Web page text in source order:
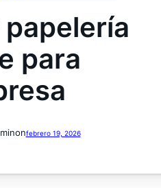
para
onfebrero 19, 2026